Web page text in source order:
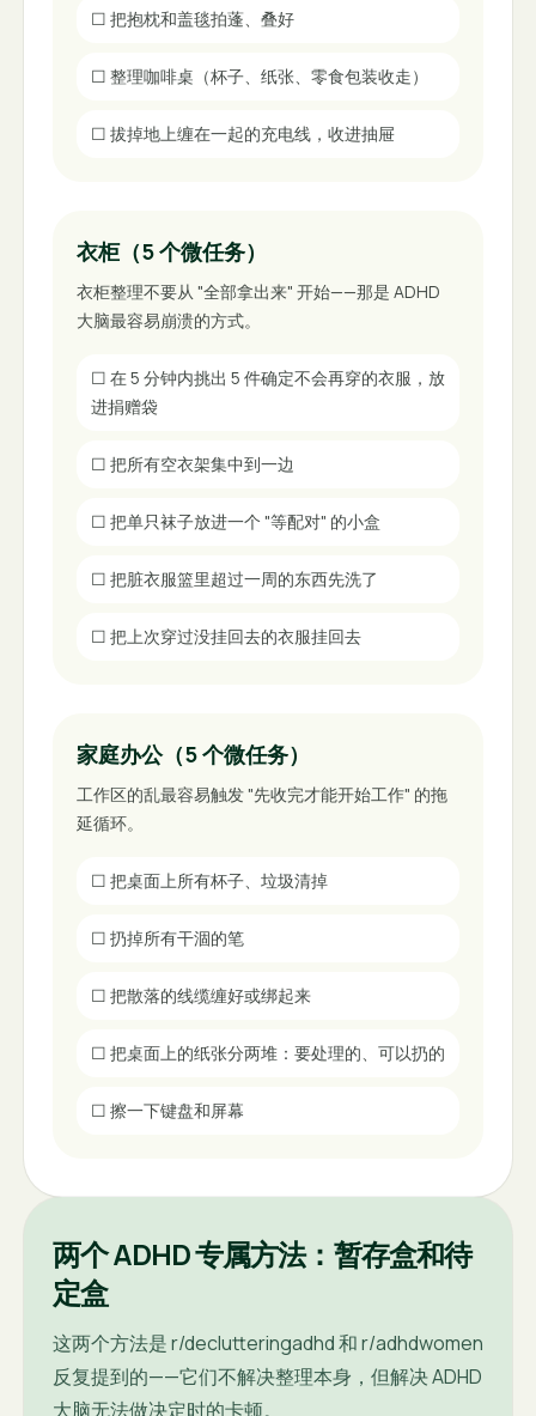
☐ 把抱枕和盖毯拍蓬、叠好
☐ 整理咖啡桌（杯子、纸张、零食包装收走）
☐ 拔掉地上缠在一起的充电线，收进抽屉
衣柜（5 个微任务）
衣柜整理不要从 "全部拿出来" 开始——那是 ADHD
大脑最容易崩溃的方式。
☐ 在 5 分钟内挑出 5 件确定不会再穿的衣服，放
进捐赠袋
☐ 把所有空衣架集中到一边
☐ 把单只袜子放进一个 "等配对" 的小盒
☐ 把脏衣服篮里超过一周的东西先洗了
☐ 把上次穿过没挂回去的衣服挂回去
家庭办公（5 个微任务）
工作区的乱最容易触发 "先收完才能开始工作" 的拖
延循环。
☐ 把桌面上所有杯子、垃圾清掉
☐ 扔掉所有干涸的笔
☐ 把散落的线缆缠好或绑起来
☐ 把桌面上的纸张分两堆：要处理的、可以扔的
☐ 擦一下键盘和屏幕
两个 ADHD 专属方法：暂存盒和待
定盒
这两个方法是 r/declutteringadhd 和 r/adhdwomen
反复提到的——它们不解决整理本身，但解决 ADHD
大脑无法做决定时的卡顿。